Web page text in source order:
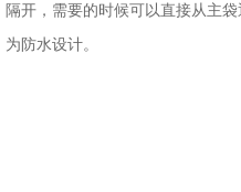
隔开，需要的时候可以直接从主
为防水设计。